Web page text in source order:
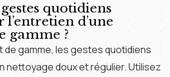
quotidiens
l’entretien d’une
gamme ?
de gamme, les gestes quotidiens
nettoyage doux et régulier. Utilisez